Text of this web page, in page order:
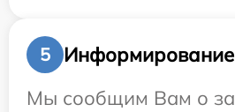
5
Информирование
Мы сообщим Вам о